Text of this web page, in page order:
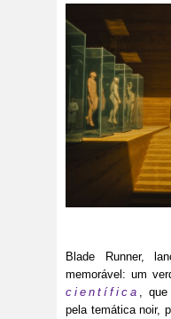
Blade Runner,
memorável: um
científica
,
pela temática noir,